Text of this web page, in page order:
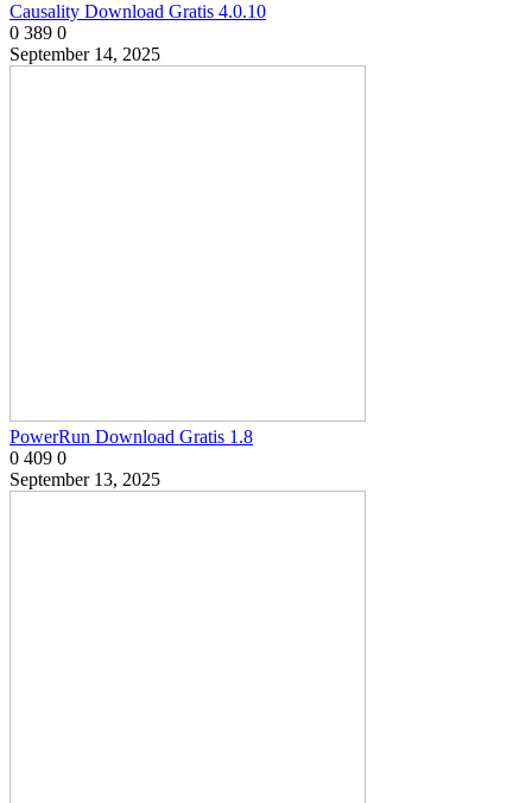
Causality Download Gratis 4.0.10
0 389 0
September 14, 2025
PowerRun Download Gratis 1.8
0 409 0
September 13, 2025